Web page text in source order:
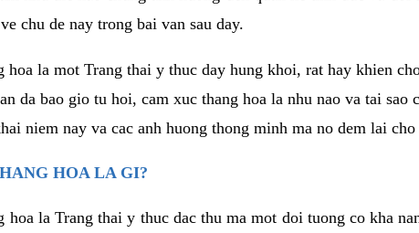
chu de nay trong bai van sau day.
hoa la mot Trang thai y thuc day hung khoi, rat hay khien
da bao gio tu hoi, cam xuc thang hoa la nhu nao va tai sao
niem nay va cac anh huong thong minh ma no dem lai
HOA LA GI?
hoa la Trang thai y thuc dac thu ma mot doi tuong co kha